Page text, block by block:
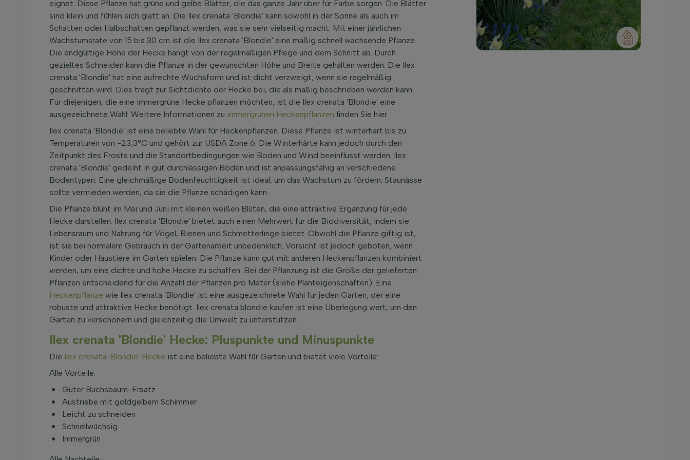
eignet. Diese Pflanze hat grüne und gelbe Blätter, die das ganze Jahr über für Farbe sorgen. Die Blätter
sind klein und fühlen sich glatt an. Die Ilex crenata 'Blondie' kann sowohl in der Sonne als auch im
Schatten oder Halbschatten gepflanzt werden, was sie sehr vielseitig macht. Mit einer jährlichen
Wachstumsrate von 15 bis 30 cm ist die Ilex crenata 'Blondie' eine mäßig schnell wachsende Pflanze.
Die endgültige Höhe der Hecke hängt von der regelmäßigen Pflege und dem Schnitt ab. Durch
gezieltes Schneiden kann die Pflanze in der gewünschten Höhe und Breite gehalten werden. Die Ilex
crenata 'Blondie' hat eine aufrechte Wuchsform und ist dicht verzweigt, wenn sie regelmäßig
geschnitten wird. Dies trägt zur Sichtdichte der Hecke bei, die als mäßig beschrieben werden kann.
Für diejenigen, die eine immergrüne Hecke pflanzen möchten, ist die Ilex crenata 'Blondie' eine
ausgezeichnete Wahl. Weitere Informationen zu immergrünen Heckenpflanzen finden Sie hier.
Ilex crenata 'Blondie' ist eine beliebte Wahl für Heckenpflanzen. Diese Pflanze ist winterhart bis zu
Temperaturen von -23,3°C und gehört zur USDA Zone 6. Die Winterhärte kann jedoch durch den
Zeitpunkt des Frosts und die Standortbedingungen wie Boden und Wind beeinflusst werden. Ilex
crenata 'Blondie' gedeiht in gut durchlässigen Böden und ist anpassungsfähig an verschiedene
Bodentypen. Eine gleichmäßige Bodenfeuchtigkeit ist ideal, um das Wachstum zu fördern. Staunässe
sollte vermieden werden, da sie die Pflanze schädigen kann.
Die Pflanze blüht im Mai und Juni mit kleinen weißen Blüten, die eine attraktive Ergänzung für jede
Hecke darstellen. Ilex crenata 'Blondie' bietet auch einen Mehrwert für die Biodiversität, indem sie
Lebensraum und Nahrung für Vögel, Bienen und Schmetterlinge bietet. Obwohl die Pflanze giftig ist,
ist sie bei normalem Gebrauch in der Gartenarbeit unbedenklich. Vorsicht ist jedoch geboten, wenn
Kinder oder Haustiere im Garten spielen. Die Pflanze kann gut mit anderen Heckenpflanzen kombiniert
werden, um eine dichte und hohe Hecke zu schaffen. Bei der Pflanzung ist die Größe der gelieferten
Pflanzen entscheidend für die Anzahl der Pflanzen pro Meter (siehe Planteigenschaften). Eine
Heckenpflanze wie Ilex crenata 'Blondie' ist eine ausgezeichnete Wahl für jeden Garten, der eine
robuste und attraktive Hecke benötigt. Ilex crenata blondie kaufen ist eine Überlegung wert, um den
Garten zu verschönern und gleichzeitig die Umwelt zu unterstützen.
Ilex crenata 'Blondie' Hecke: Pluspunkte und Minuspunkte
Die Ilex crenata 'Blondie' Hecke ist eine beliebte Wahl für Gärten und bietet viele Vorteile:
Alle Vorteile:
Guter Buchsbaum-Ersatz
Austriebe mit goldgelbem Schimmer
Leicht zu schneiden
Schnellwüchsig
Immergrün